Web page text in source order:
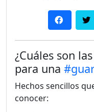
¿Cuáles son
para una
Hechos sencillos
conocer: